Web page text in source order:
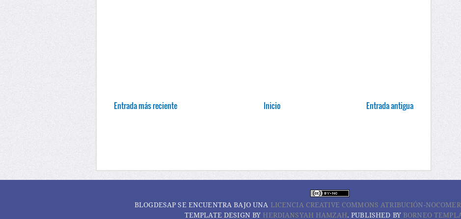
Entrada más reciente Entrada antigua
Inicio
BLOGDESAP SE ENCUENTRA BAJO UNA LICENCIA CREATIVE COMMONS ATRIBUCIÓN-
TEMPLATE DESIGN BY HERDIANSYAH HAMZAH. PUBLISHED BY BORNEO